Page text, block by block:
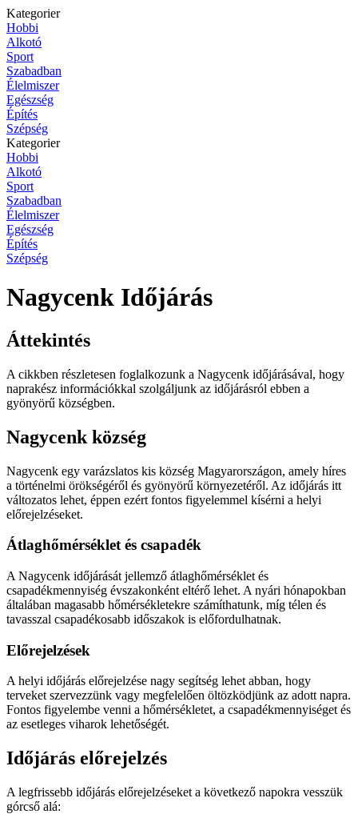
Kategorier
Hobbi
Alkotó
Sport
Szabadban
Élelmiszer
Egészség
Építés
Szépség
Kategorier
Hobbi
Alkotó
Sport
Szabadban
Élelmiszer
Egészség
Építés
Szépség
Nagycenk Időjárás
Áttekintés
A cikkben részletesen foglalkozunk a Nagycenk időjárásával, hogy
naprakész információkkal szolgáljunk az időjárásról ebben a
gyönyörű községben.
Nagycenk község
Nagycenk egy varázslatos kis község Magyarországon, amely híres
a történelmi örökségéről és gyönyörű környezetéről. Az időjárás itt
változatos lehet, éppen ezért fontos figyelemmel kísérni a helyi
előrejelzéseket.
Átlaghőmérséklet és csapadék
A Nagycenk időjárását jellemző átlaghőmérséklet és
csapadékmennyiség évszakonként eltérő lehet. A nyári hónapokban
általában magasabb hőmérsékletekre számíthatunk, míg télen és
tavasszal csapadékosabb időszakok is előfordulhatnak.
Előrejelzések
A helyi időjárás előrejelzése nagy segítség lehet abban, hogy
terveket szervezzünk vagy megfelelően öltözködjünk az adott napra.
Fontos figyelembe venni a hőmérsékletet, a csapadékmennyiséget és
az esetleges viharok lehetőségét.
Időjárás előrejelzés
A legfrissebb időjárás előrejelzéseket a következő napokra vesszük
górcső alá: